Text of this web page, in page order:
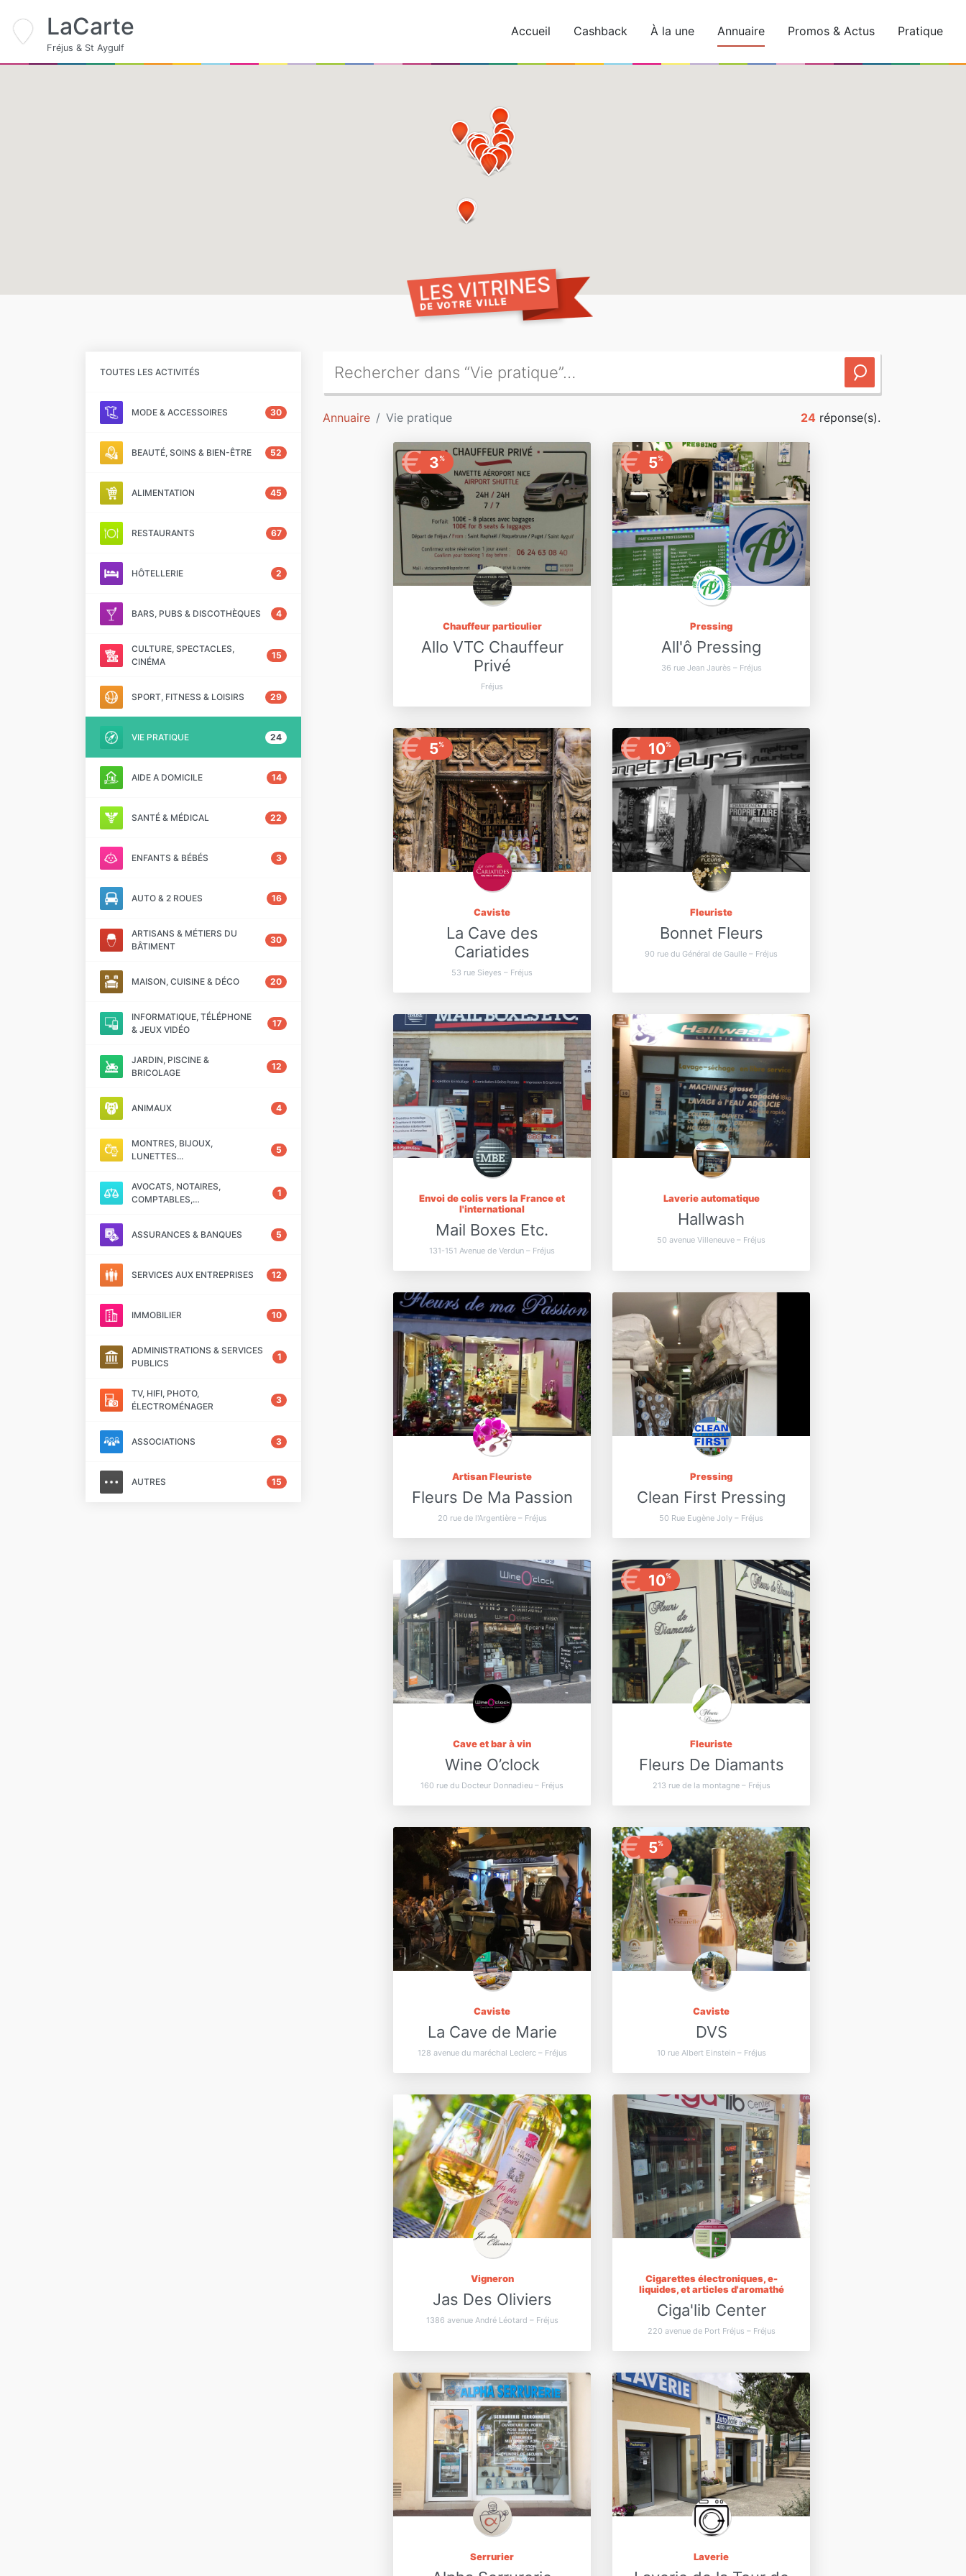
LaCarte
Fréjus & St Aygulf
Accueil Cashback À la une Annuaire Promos & Actus Pratique
LES VITRINES
DE VOTRE VILLE
TOUTES LES ACTIVITÉS
MODE & ACCESSOIRES 30
BEAUTÉ, SOINS & BIEN-ÊTRE 52
ALIMENTATION 45
RESTAURANTS 67
HÔTELLERIE 2
BARS, PUBS & DISCOTHÈQUES 4
CULTURE, SPECTACLES,
CINÉMA
15
SPORT, FITNESS & LOISIRS 29
VIE PRATIQUE 24
AIDE A DOMICILE 14
SANTÉ & MÉDICAL 22
ENFANTS & BÉBÉS 3
AUTO & 2 ROUES 16
ARTISANS & MÉTIERS DU
BÂTIMENT
30
MAISON, CUISINE & DÉCO 20
INFORMATIQUE, TÉLÉPHONE
& JEUX VIDÉO
17
JARDIN, PISCINE &
BRICOLAGE
12
ANIMAUX 4
MONTRES, BIJOUX,
LUNETTES...
5
AVOCATS, NOTAIRES,
COMPTABLES,…
1
ASSURANCES & BANQUES 5
SERVICES AUX ENTREPRISES 12
IMMOBILIER 10
ADMINISTRATIONS & SERVICES
PUBLICS
1
TV, HIFI, PHOTO,
ÉLECTROMÉNAGER
3
ASSOCIATIONS 3
AUTRES 15
Annuaire Vie pratique 24 réponse(s).
€ 3%
Chauffeur particulier
Allo VTC Chauffeur
Privé
Fréjus
€ 5%
Pressing
All'ô Pressing
36 rue Jean Jaurès – Fréjus
€ 5%
Caviste
La Cave des
Cariatides
53 rue Sieyes – Fréjus
€ 10%
Fleuriste
Bonnet Fleurs
90 rue du Général de Gaulle – Fréjus
Envoi de colis vers la France et
l'international
Mail Boxes Etc.
131-151 Avenue de Verdun – Fréjus
Laverie automatique
Hallwash
50 avenue Villeneuve – Fréjus
Artisan Fleuriste
Fleurs De Ma Passion
20 rue de l'Argentière – Fréjus
Pressing
Clean First Pressing
50 Rue Eugène Joly – Fréjus
Cave et bar à vin
Wine O’clock
160 rue du Docteur Donnadieu – Fréjus
€ 10%
Fleuriste
Fleurs De Diamants
213 rue de la montagne – Fréjus
Caviste
La Cave de Marie
128 avenue du maréchal Leclerc – Fréjus
€ 5%
Caviste
DVS
10 rue Albert Einstein – Fréjus
Vigneron
Jas Des Oliviers
1386 avenue André Léotard – Fréjus
Cigarettes électroniques, e-
liquides, et articles d'aromathé
Ciga'lib Center
220 avenue de Port Fréjus – Fréjus
Serrurier Laverie